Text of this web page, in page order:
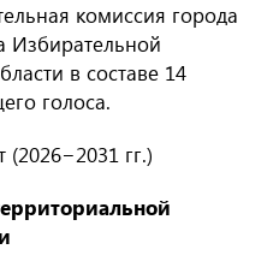
комиссия города
Избирательной
в составе 14
голоса.
гг.)